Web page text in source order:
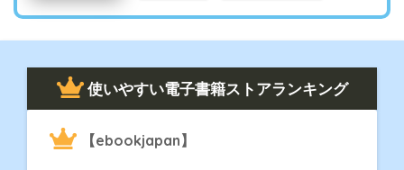
使いやすい電子書籍ストアランキング
【ebookjapan】